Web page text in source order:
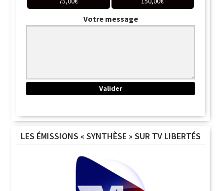
Votre message
LES ÉMISSIONS « SYNTHÈSE » SUR TV LIBERTÉS